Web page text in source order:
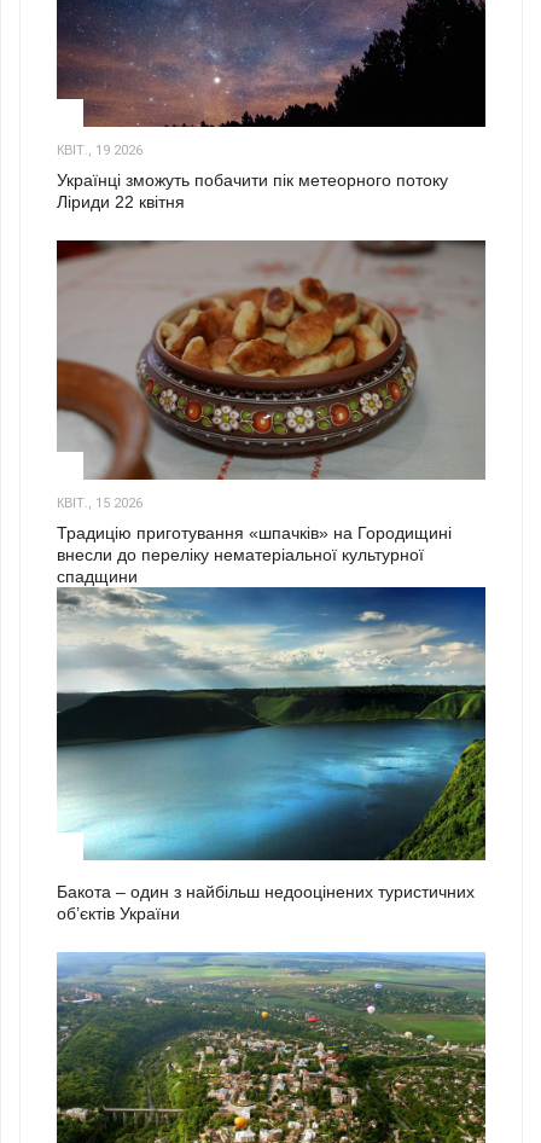
КВІТ., 19 2026
Українці зможуть побачити пік метеорного потоку
Ліриди 22 квітня
КВІТ., 15 2026
Традицію приготування «шпачків» на Городищині
внесли до переліку нематеріальної культурної
спадщини
Бакота – один з найбільш недооцінених туристичних
об’єктів України